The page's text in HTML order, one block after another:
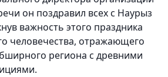
он поздравил всех с Наурыз
важность этого праздника
человечества, отражающего
региона с древними